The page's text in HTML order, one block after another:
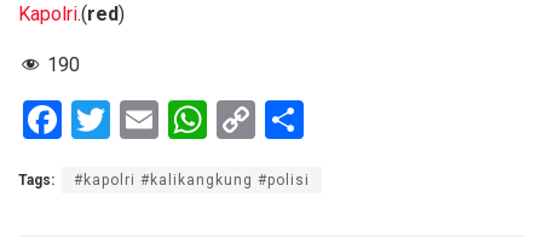
Kapolri.(red)
190
F
ce
T
tt
E
ail
W
at
C
py ar
Tags: #kapolri #kalikangkung #polisi